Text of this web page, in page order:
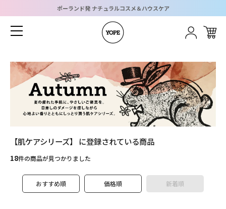
ポーランド発 ナチュラルコスメ＆ハウスケア
CATEGORY すべてのアイテムを見る
Home
Gift
【肌ケアシリーズ】 に登録されている商品
18件の商品が見つかりました
おすすめ順 価格順 新着順
ホーム
グループメニュー
ショッピングガイド